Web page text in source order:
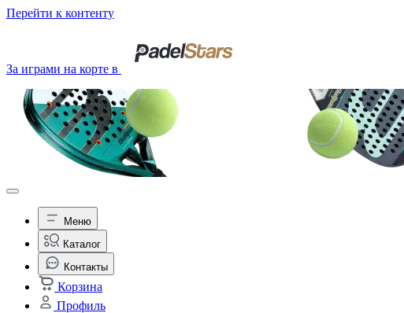
Перейти к контенту
За играми на корте в
Меню
Каталог
Контакты
Корзина
Профиль